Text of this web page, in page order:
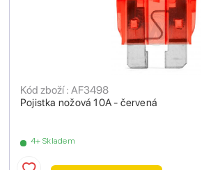
Pojistka nožová 10A - červená
Kód zboží : AF3498
4+ Skladem